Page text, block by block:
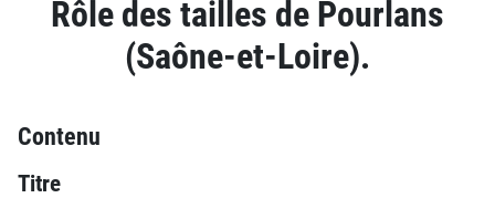
Rôle des tailles de Pourlans
(Saône-et-Loire).
Contenu
Titre